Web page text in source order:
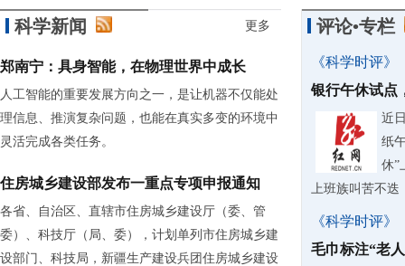
科学新闻 更多
郑南宁：具身智能，在物理世界中成长
人工智能的重要发展方向之一，是让机器不仅能处
理信息、推演复杂问题，也能在真实多变的环境中
灵活完成各类任务。
住房城乡建设部发布一重点专项申报通知
各省、自治区、直辖市住房城乡建设厅（委、管
委）、科技厅（局、委），计划单列市住房城乡建
设部门、科技局，新疆生产建设兵团住房城乡建设
评论•专栏
《科学时评》
银行午休试点
近
纸
休”
上班族叫苦不迭
《科学时评》
毛巾标注“老